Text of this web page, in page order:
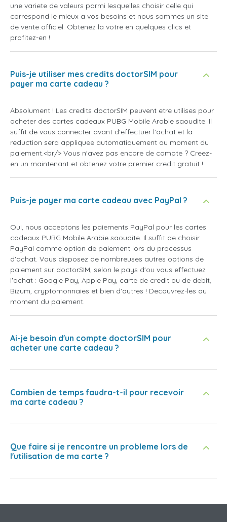
une variete de valeurs parmi lesquelles choisir celle qui
correspond le mieux a vos besoins et nous sommes un site
de vente officiel. Obtenez la votre en quelques clics et
profitez-en !
Puis-je utiliser mes credits doctorSIM pour
payer ma carte cadeau ?
Absolument ! Les credits doctorSIM peuvent etre utilises pour
acheter des cartes cadeaux PUBG Mobile Arabie saoudite. Il
suffit de vous connecter avant d'effectuer l'achat et la
reduction sera appliquee automatiquement au moment du
paiement.<br/> Vous n'avez pas encore de compte ? Creez-
en un maintenant et obtenez votre premier credit gratuit !
Puis-je payer ma carte cadeau avec PayPal ?
Oui, nous acceptons les paiements PayPal pour les cartes
cadeaux PUBG Mobile Arabie saoudite. Il suffit de choisir
PayPal comme option de paiement lors du processus
d'achat. Vous disposez de nombreuses autres options de
paiement sur doctorSIM, selon le pays d'ou vous effectuez
l'achat : Google Pay, Apple Pay, carte de credit ou de debit,
Bizum, cryptomonnaies et bien d'autres ! Decouvrez-les au
moment du paiement.
Ai-je besoin d'un compte doctorSIM pour
acheter une carte cadeau ?
Combien de temps faudra-t-il pour recevoir
ma carte cadeau ?
Que faire si je rencontre un probleme lors de
l'utilisation de ma carte ?